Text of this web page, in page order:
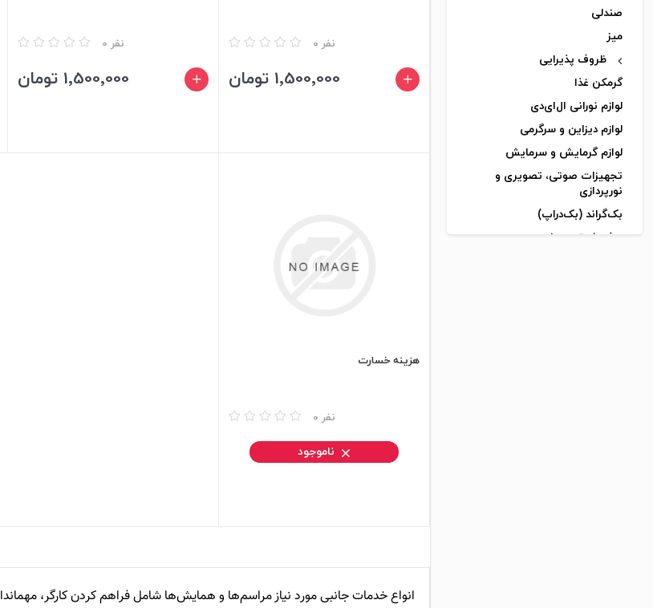
0 نفر
1٬500٬000 تومان
0 نفر
1٬500٬000 تومان
هزینه خسارت
0 نفر
ناموجود
انواع خدمات جانبی مورد نیاز مراسم‌ها و همایش‌ها شامل فراهم کردن کارگر،
صندلی
میز
ظروف پذیرایی
گرمکن غذا
لوازم نورانی ال‌ای‌دی
لوازم دیزاین و سرگرمی
لوازم گرمایش و سرمایش
تجهیزات صوتی، تصویری و
نورپردازی
بک‌گراند (بک‌دراپ)
پرفروش‌ترین‌ها‌